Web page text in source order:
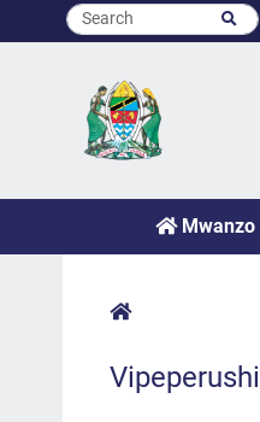
Mwanzo
Vipeperushi